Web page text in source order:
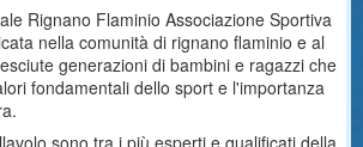
Rignano Flaminio Associazione Sportiva
nella comunità di rignano flaminio e al
generazioni di bambini e ragazzi che
fondamentali dello sport e l'importanza
sono tra i più esperti e qualificati della